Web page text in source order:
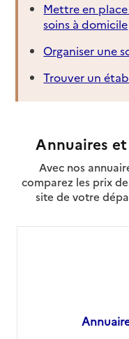
Mettre en
soins à domicile
Organiser une
Trouver un
Annuaires
Avec nos
comparez les prix
site de votre